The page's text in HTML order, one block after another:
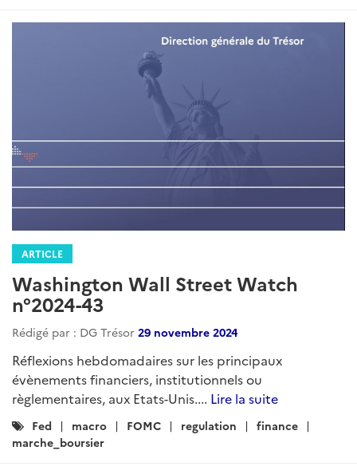
ARTICLE
Washington Wall Street Watch
n°2024-43
Rédigé par : DG Trésor 29 novembre 2024
Réflexions hebdomadaires sur les principaux
évènements financiers, institutionnels ou
règlementaires, aux Etats-Unis.... Lire la suite
Catégories
:
Fed macro FOMC regulation
finance
marche_boursier